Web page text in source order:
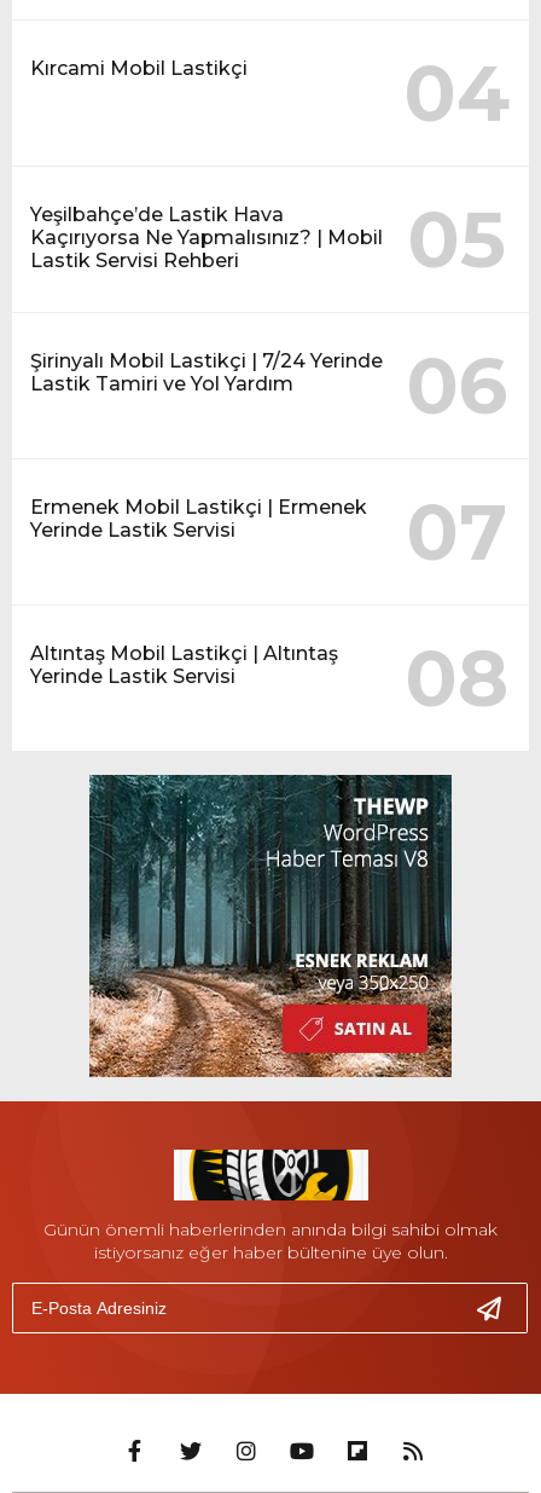
Kırcami Mobil Lastikçi 04
Yeşilbahçe’de Lastik Hava
Kaçırıyorsa Ne Yapmalısınız? | Mobil
Lastik Servisi Rehberi
05
Şirinyalı Mobil Lastikçi | 7/24 Yerinde
Lastik Tamiri ve Yol Yardım
06
Ermenek Mobil Lastikçi | Ermenek
Yerinde Lastik Servisi
07
Altıntaş Mobil Lastikçi | Altıntaş
Yerinde Lastik Servisi
08
Günün önemli haberlerinden anında bilgi sahibi olmak
istiyorsanız eğer haber bültenine üye olun.